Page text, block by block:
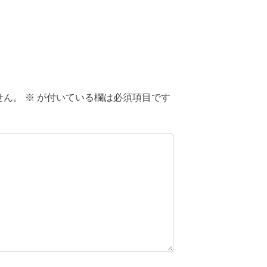
。 ※ が付いている欄は必須項目です